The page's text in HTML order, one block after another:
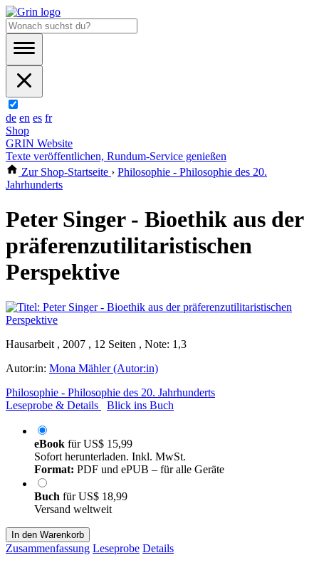
de en es fr
Shop
GRIN Website
Texte veröffentlichen, Rundum-Service genießen
Zur Shop-Startseite › Philosophie - Philosophie des 20.
Jahrhunderts
Peter Singer - Bioethik aus der
präferenzutilitaristischen
Perspektive
Hausarbeit , 2007 , 12 Seiten , Note: 1,3
Autor:in: Mona Mähler (Autor:in)
Philosophie - Philosophie des 20. Jahrhunderts
Leseprobe & Details
Blick ins Buch
eBook fürUS$ 15,99
Sofort herunterladen. Inkl. MwSt.
Format: PDF und ePUB – für alle Geräte
Buch fürUS$ 18,99
Versand weltweit
In den Warenkorb
Zusammenfassung Leseprobe Details